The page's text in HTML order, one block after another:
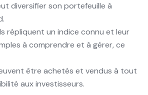
diversifier son portefeuille à
répliquent un indice connu et leur
à comprendre et à gérer, ce
être achetés et vendus à tout
aux investisseurs.